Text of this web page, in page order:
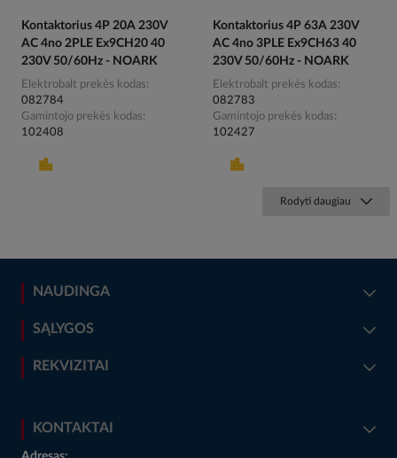
Kontaktorius 4P 20A 230V
AC 4no 2PLE Ex9CH20 40
230V 50/60Hz - NOARK
Elektrobalt prekės kodas
082784
Gamintojo prekės kodas
102408
Kontaktorius 4P 63A 230V
AC 4no 3PLE Ex9CH63 40
230V 50/60Hz - NOARK
Elektrobalt prekės kodas
082783
Gamintojo prekės kodas
102427
Rodyti daugiau
NAUDINGA
SĄLYGOS
REKVIZITAI
KONTAKTAI